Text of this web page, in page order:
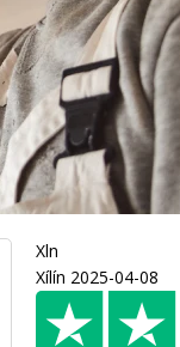
Xln
Xílín 2025-04-08